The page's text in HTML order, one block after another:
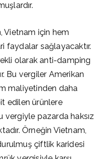
Vietnam için hem
faydalar sağlayacaktır.
olarak anti-damping
Bu vergiler Amerikan
maliyetinden daha
edilen ürünlere
vergiyle pazarda haksız
Örneğin Vietnam,
çiftlik karidesi